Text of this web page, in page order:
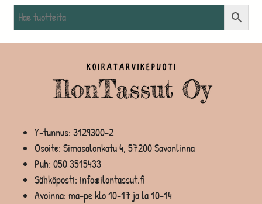
Y-tunnus: 3129300-2
Osoite: Simasalonkatu 4, 57200 Savonlinna
Puh: 050 3515433
Sähköposti: info@ilontassut.fi
Avoinna: ma-pe klo 10-17 ja la 10-14